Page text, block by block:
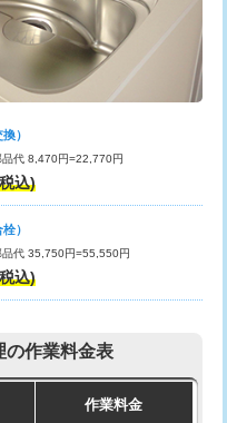
11,000円
44,000円
11,000円~
11,000円
22,000円
修
）
33,000円
）
代 8,470円=22,770円
込)
）
代 35,750円=55,550円
込)
の作業料金表
作業料金